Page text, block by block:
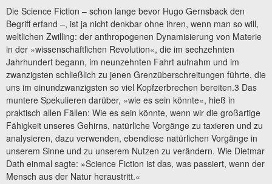
Die Science Fiction – schon lange bevor Hugo Gernsback den
Begriff erfand –, ist ja nicht denkbar ohne ihren, wenn man so will,
weltlichen Zwilling: der anthropogenen Dynamisierung von Materie
in der »wissenschaftlichen Revolution«, die im sechzehnten
Jahrhundert begann, im neunzehnten Fahrt aufnahm und im
zwanzigsten schließlich zu jenen Grenzüberschreitungen führte, die
uns im einundzwanzigsten so viel Kopfzerbrechen bereiten.3 Das
muntere Spekulieren darüber, »wie es sein könnte«, hieß in
praktisch allen Fällen: Wie es sein könnte, wenn wir die großartige
Fähigkeit unseres Gehirns, natürliche Vorgänge zu taxieren und zu
analysieren, dazu verwenden, ebendiese natürlichen Vorgänge in
unserem Sinne und zu unserem Nutzen zu verändern. Wie Dietmar
Dath einmal sagte: »Science Fiction ist das, was passiert, wenn der
Mensch aus der Natur heraustritt.«